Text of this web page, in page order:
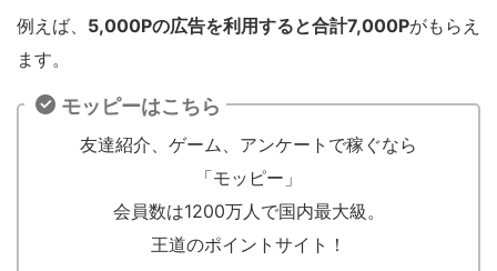
例えば、 5,000Pの広告を利用すると合計7,000Pがもらえ
ます。
モッピーはこちら
友達紹介、ゲーム、アンケートで稼ぐなら
「モッピー」
会員数は1200万人で国内最大級。
王道のポイントサイト！